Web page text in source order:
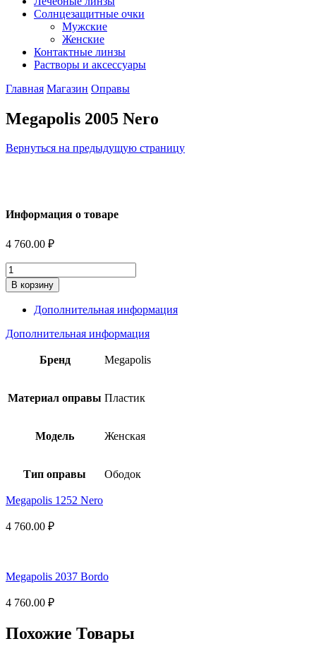
Солнцезащитные очки
Мужские
Женские
Контактные линзы
Растворы и аксессуары
Главная Магазин Оправы
Megapolis 2005 Nero
Вернуться на предыдущую страницу
Информация о товаре
4 760.00 ₽
Количество
В корзину
Дополнительная информация
Дополнительная информация
Бренд Megapolis
Материал оправы Пластик
Модель Женская
Тип оправы Ободок
Megapolis 1252 Nero
4 760.00 ₽
Megapolis 2037 Bordo
4 760.00 ₽
Похожие Товары